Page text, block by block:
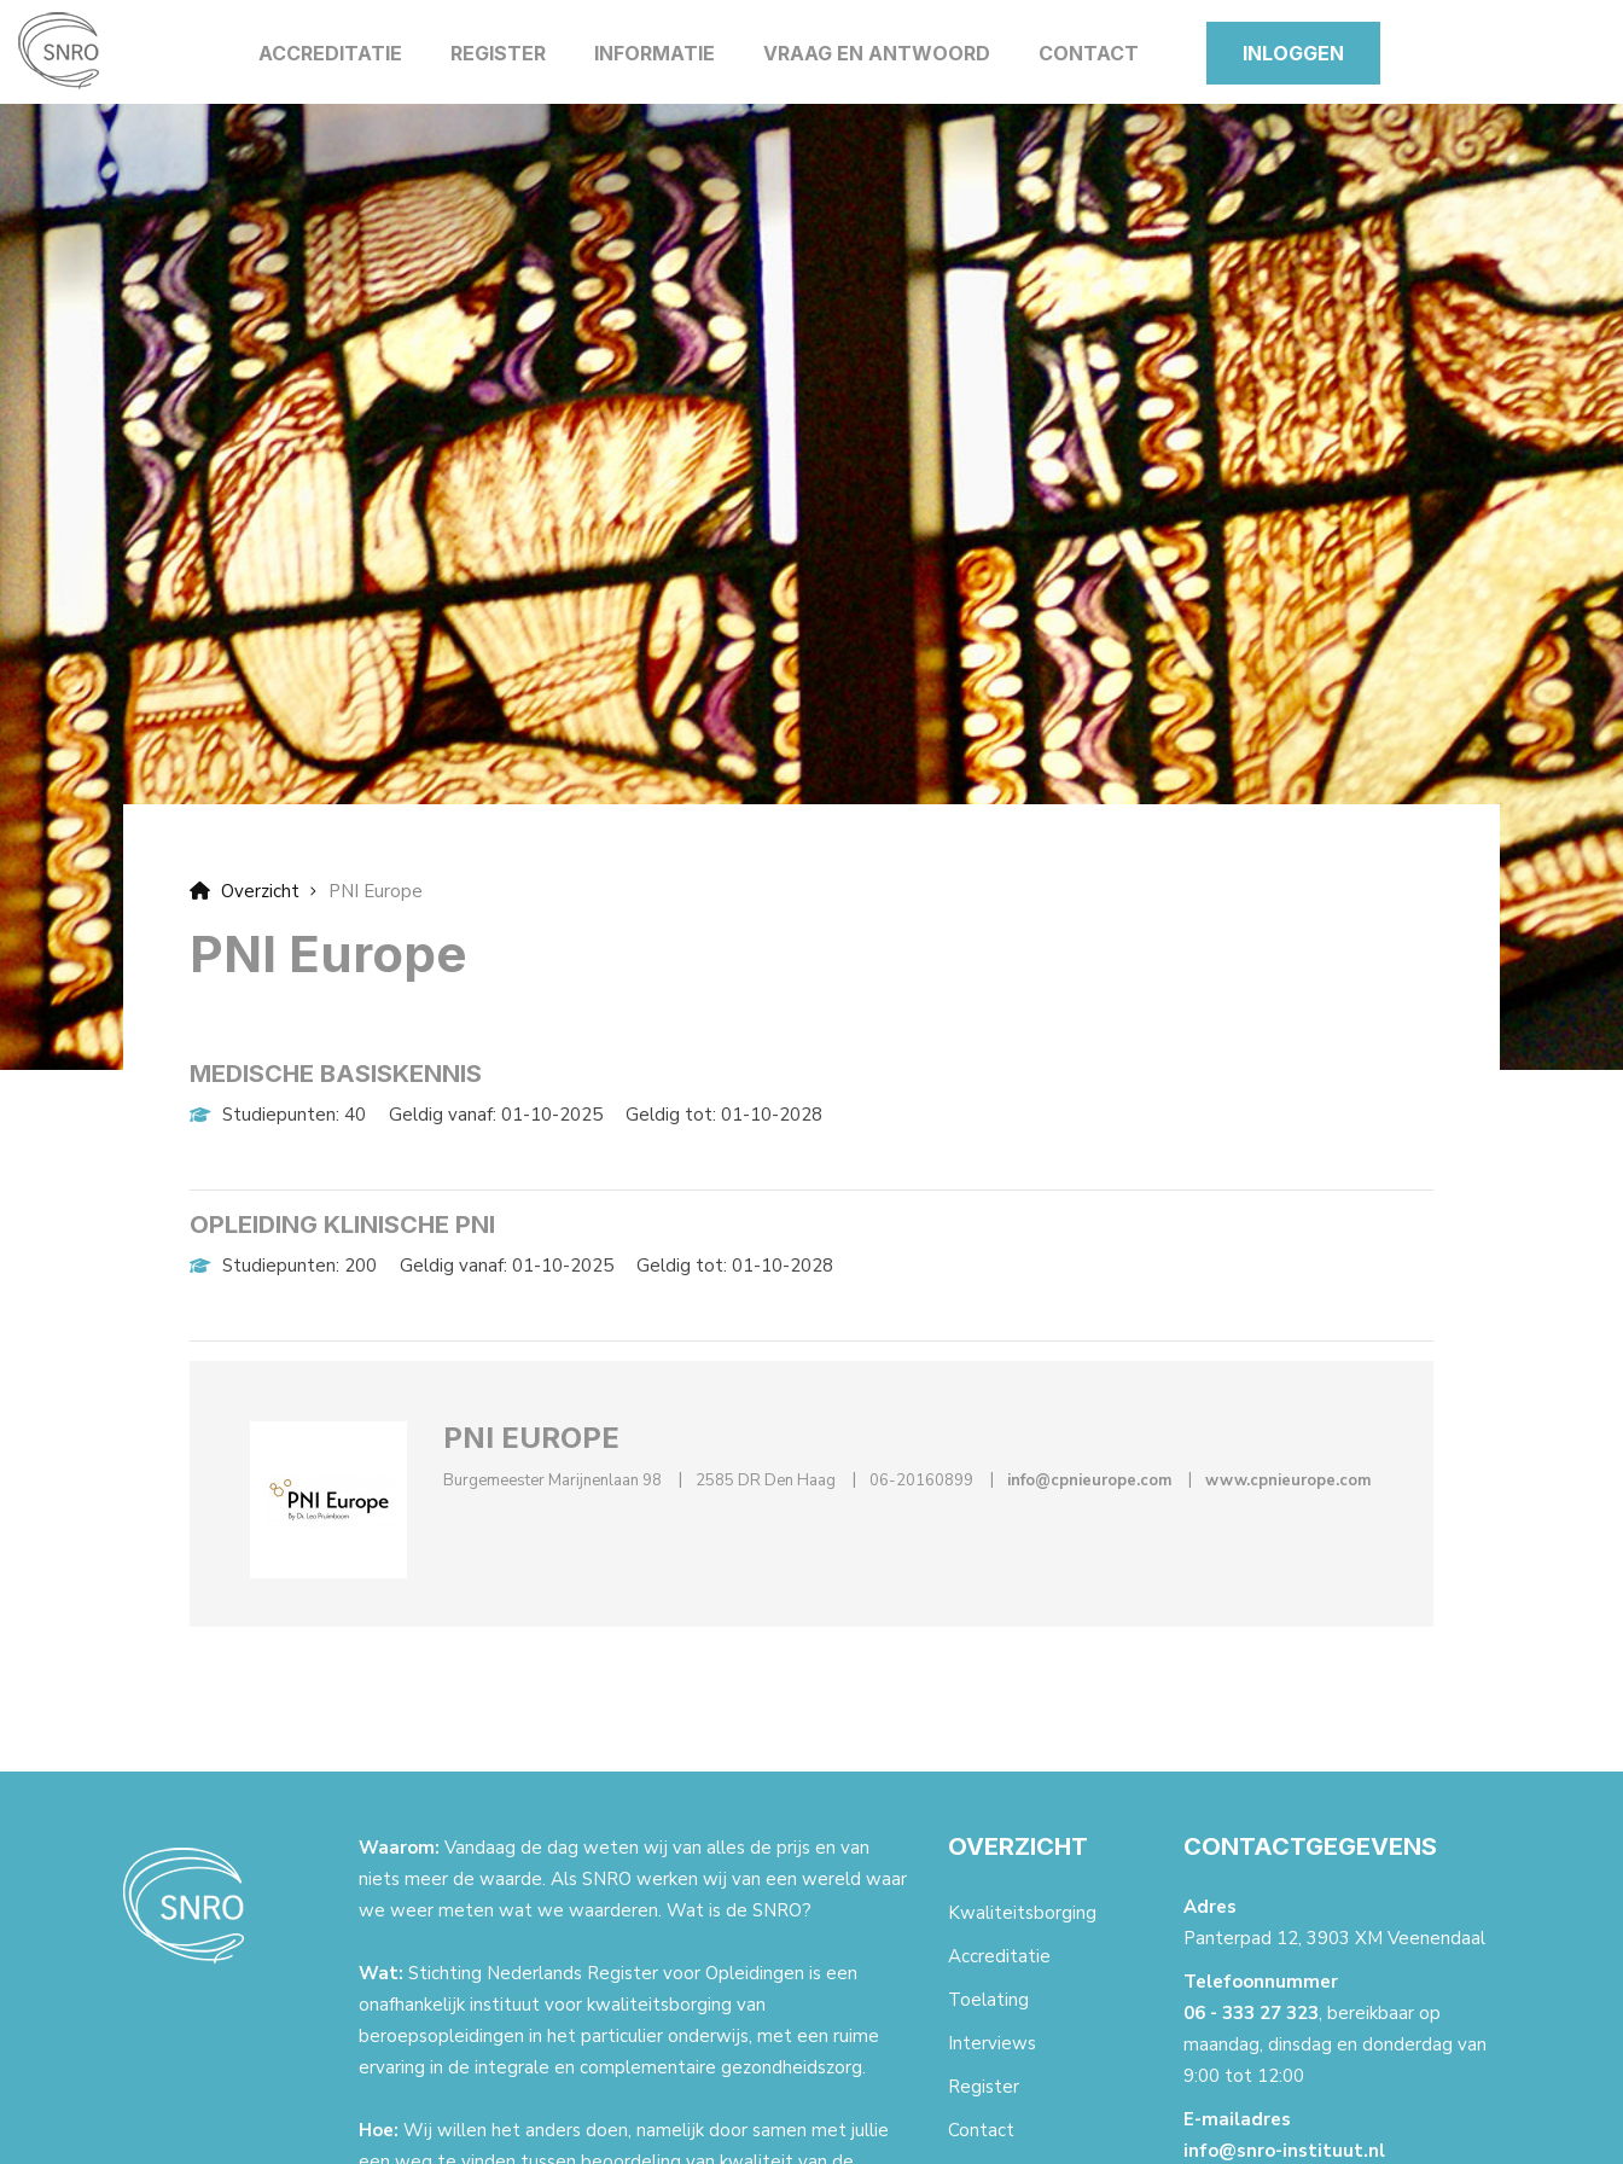
ACCREDITATIE REGISTER INFORMATIE VRAAG EN ANTWOORD CONTACT INLOGGEN
Overzicht PNI Europe
PNI Europe
MEDISCHE BASISKENNIS
Studiepunten: 40 Geldig vanaf: 01-10-2025 Geldig tot: 01-10-2028
OPLEIDING KLINISCHE PNI
Studiepunten: 200 Geldig vanaf: 01-10-2025 Geldig tot: 01-10-2028
PNI EUROPE
Burgemeester Marijnenlaan 98 2585 DR Den Haag 06-20160899 info@cpnieurope.com www.cpnieurope.com
Waarom: Vandaag de dag weten wij van alles de prijs en van
niets meer de waarde. Als SNRO werken wij van een wereld waar
we weer meten wat we waarderen. Wat is de SNRO?
Wat: Stichting Nederlands Register voor Opleidingen is een
onafhankelijk instituut voor kwaliteitsborging van
beroepsopleidingen in het particulier onderwijs, met een ruime
ervaring in de integrale en complementaire gezondheidszorg.
Hoe: Wij willen het anders doen, namelijk door samen met jullie
OVERZICHT
Kwaliteitsborging
Accreditatie
Toelating
Interviews
Register
Contact
CONTACTGEGEVENS
Adres
Panterpad 12, 3903 XM Veenendaal
Telefoonnummer
06 - 333 27 323, bereikbaar op
maandag, dinsdag en donderdag van
9:00 tot 12:00
E-mailadres
info@snro-instituut.nl